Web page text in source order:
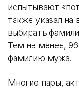
испытывают
также указал на
выбирать
Тем не менее,
фамилию мужа.
Многие пары,